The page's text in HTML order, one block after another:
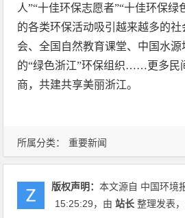
所属分类： 重要新闻
人”“十佳环保志愿者”“十佳环保
的各类环保活动吸引越来越多的
会、全国自然教育课堂、中国水
的“绿色浙江”环保组织……更多民
商，共建共享美丽浙江。
版权声明：本文源自 中国环境
15:25:29，由站长 整理发表